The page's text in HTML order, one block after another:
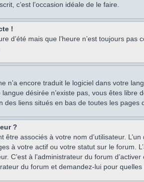
c’est l’occasion idéale de le faire.
!
d’été mais que l’heure n’est toujours
n’a encore traduit le logiciel dans votre
désirée n’existe pas, vous êtes
liens situés en bas de toutes les pages
?
associés à votre nom d’utilisateur.
à votre actif ou votre statut sur le forum.
C’est à l’administrateur du forum
du forum et demandez-lui pour